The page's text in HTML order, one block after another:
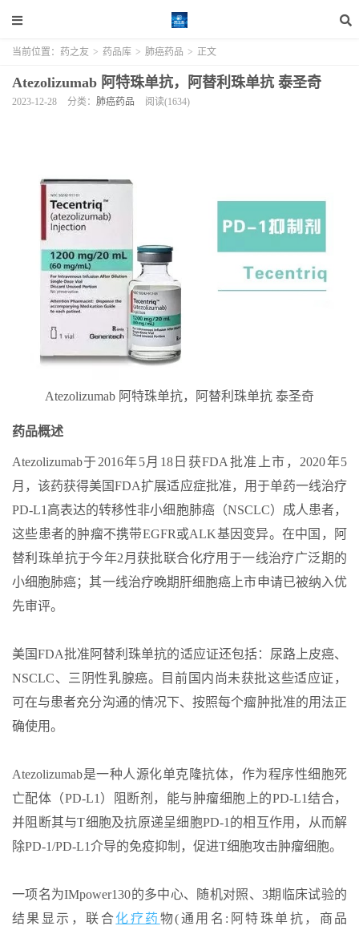
当前位置： 药之友 > 药品库 > 肺癌药品 > 正文
Atezolizumab 阿特珠单抗，阿替利珠单抗 泰圣奇
2023-12-28 分类： 肺癌药品 阅读(1634)
Atezolizumab 阿特珠单抗，阿替利珠单抗 泰圣奇
药品概述
Atezolizumab于2016年5月18日获FDA批准上市，2020年5
月，该药获得美国FDA扩展适应症批准，用于单药一线治疗
PD-L1高表达的转移性非小细胞肺癌（NSCLC）成人患者，
这些患者的肿瘤不携带EGFR或ALK基因变异。在中国，阿
替利珠单抗于今年2月获批联合化疗用于一线治疗广泛期的
小细胞肺癌；其一线治疗晚期肝细胞癌上市申请已被纳入优
先审评。
美国FDA批准阿替利珠单抗的适应证还包括：尿路上皮癌、
NSCLC、三阴性乳腺癌。目前国内尚未获批这些适应证，
可在与患者充分沟通的情况下、按照每个瘤肿批准的用法正
确使用。
Atezolizumab是一种人源化单克隆抗体，作为程序性细胞死
亡配体（PD-L1）阻断剂，能与肿瘤细胞上的PD-L1结合，
并阻断其与T细胞及抗原递呈细胞PD-1的相互作用，从而解
除PD-1/PD-L1介导的免疫抑制，促进T细胞攻击肿瘤细胞。
一项名为IMpower130的多中心、随机对照、3期临床试验的
结果显示，联合化疗药 物(通用名:阿特珠单抗，商品